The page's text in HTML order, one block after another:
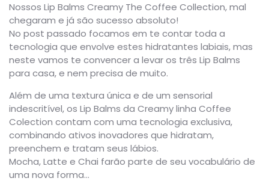
Nossos Lip Balms Creamy The Coffee Collection, mal
chegaram e já são sucesso absoluto!
No post passado focamos em te contar toda a
tecnologia que envolve estes hidratantes labiais, mas
neste vamos te convencer a levar os três Lip Balms
para casa, e nem precisa de muito.
Além de uma textura única e de um sensorial
indescritível, os Lip Balms da Creamy linha Coffee
Colection contam com uma tecnologia exclusiva,
combinando ativos inovadores que hidratam,
preenchem e tratam seus lábios.
Mocha, Latte e Chai farão parte de seu vocabulário de
uma nova forma…